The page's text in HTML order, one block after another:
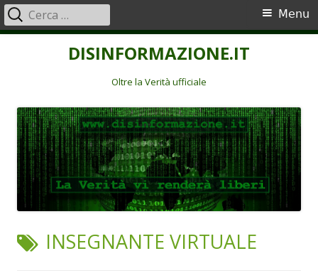
DISINFORMAZIONE.IT
Oltre la Verità ufficiale
Menu
principale
Menu
Ricerca
per:
TAG:
INSEGNANTE VIRTUALE